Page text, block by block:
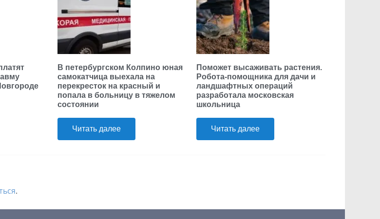
В петербургском Колпино юная
самокатчица выехала на
перекресток на красный и
попала в больницу в тяжелом
состоянии
Читать далее
Поможет высаживать растения.
Робота-помощника для дачи и
ландшафтных операций
разработала московская
школьница
Читать далее
.